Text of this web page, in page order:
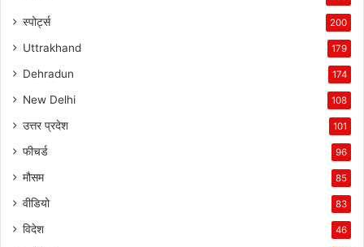
स्पोर्ट्स 200
Uttrakhand 179
Dehradun 174
New Delhi 108
उत्तर प्रदेश 101
फीचर्ड 96
मौसम 85
वीडियो 83
विदेश 46